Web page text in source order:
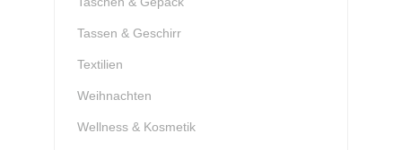
Tassen & Geschirr
Textilien
Weihnachten
Wellness & Kosmetik